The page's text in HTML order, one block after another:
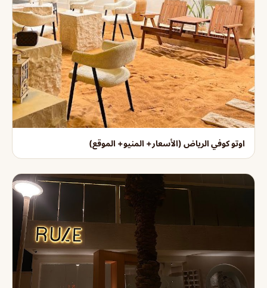
اوتو كوفي الرياض (الأسعار+ المنيو+ الموقع)